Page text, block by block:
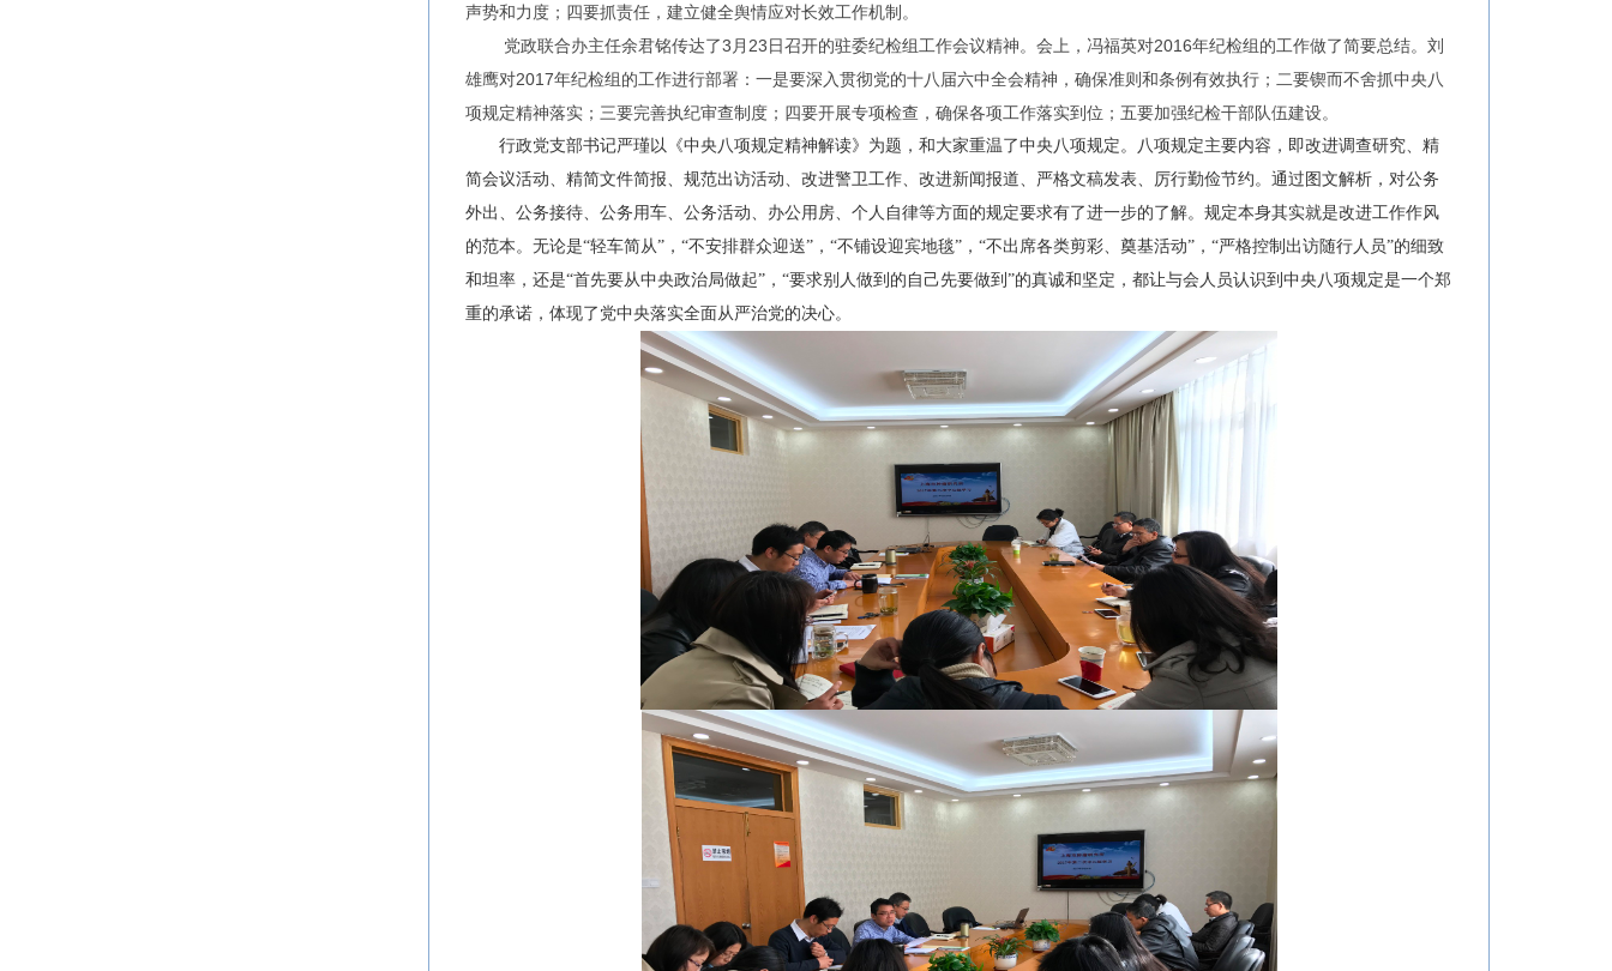
声势和力度；四要抓责任，建立健全舆情应对长效工作机制。
党政联合办主任余君铭传达了3月23日召开的驻委纪检组工作会议精神。会上，冯福英对2016年纪检组的工作做了简要总结。刘
雄鹰对2017年纪检组的工作进行部署：一是要深入贯彻党的十八届六中全会精神，确保准则和条例有效执行；二要锲而不舍抓中央八
项规定精神落实；三要完善执纪审查制度；四要开展专项检查，确保各项工作落实到位；五要加强纪检干部队伍建设。
行政党支部书记严瑾以《中央八项规定精神解读》为题，和大家重温了中央八项规定。八项规定主要内容，即改进调查研究、精
简会议活动、精简文件简报、规范出访活动、改进警卫工作、改进新闻报道、严格文稿发表、厉行勤俭节约。通过图文解析，对公务
外出、公务接待、公务用车、公务活动、办公用房、个人自律等方面的规定要求有了进一步的了解。规定本身其实就是改进工作作风
的范本。无论是“轻车简从”，“不安排群众迎送”，“不铺设迎宾地毯”，“不出席各类剪彩、奠基活动”，“严格控制出访随行人员”的细致
和坦率，还是“首先要从中央政治局做起”，“要求别人做到的自己先要做到”的真诚和坚定，都让与会人员认识到中央八项规定是一个郑
重的承诺，体现了党中央落实全面从严治党的决心。